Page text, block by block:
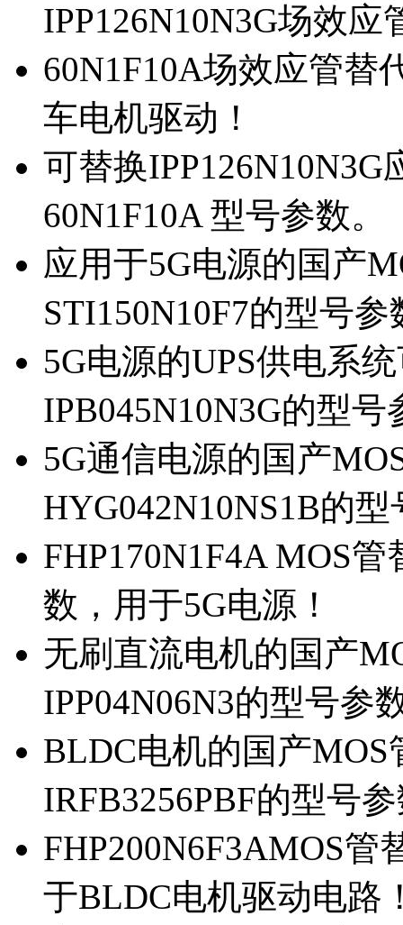
IPP126N10N3G场效应
60N1F10A场效应管替
车电机驱动！
可替换
60N1F10A 型号参数。
应用于5G电源的国产
STI150N10F7的型号参
5G电源的UPS供电系
IPB045N10N3G的型号
5G通信电源的国产
HYG042N10NS1B的
FHP170N1F4A MOS
数，用于5G电源！
无刷直流电机的国产
IPP04N06N3的型号参
BLDC电机的国产MOS
IRFB3256PBF的型号
FHP200N6F3AMOS管
于BLDC电机驱动电路